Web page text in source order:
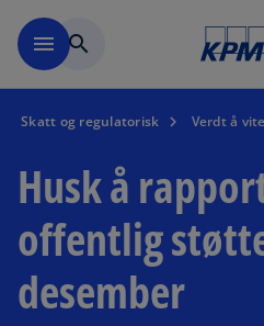
menu search
Skatt og regulatorisk Verdt å vite
Husk å
offentlig
desember